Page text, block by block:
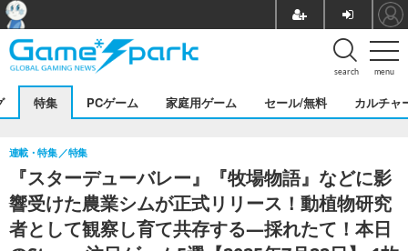
menu
search
特集 PCゲーム 家庭用ゲーム セール/無料 カルチャ
『スターデューバレー』『牧場物語』などに影
響受けた農業シムが正式リリース！動植物研究
者として観察し育て共存する―採れたて！本日
連載・特集 特集